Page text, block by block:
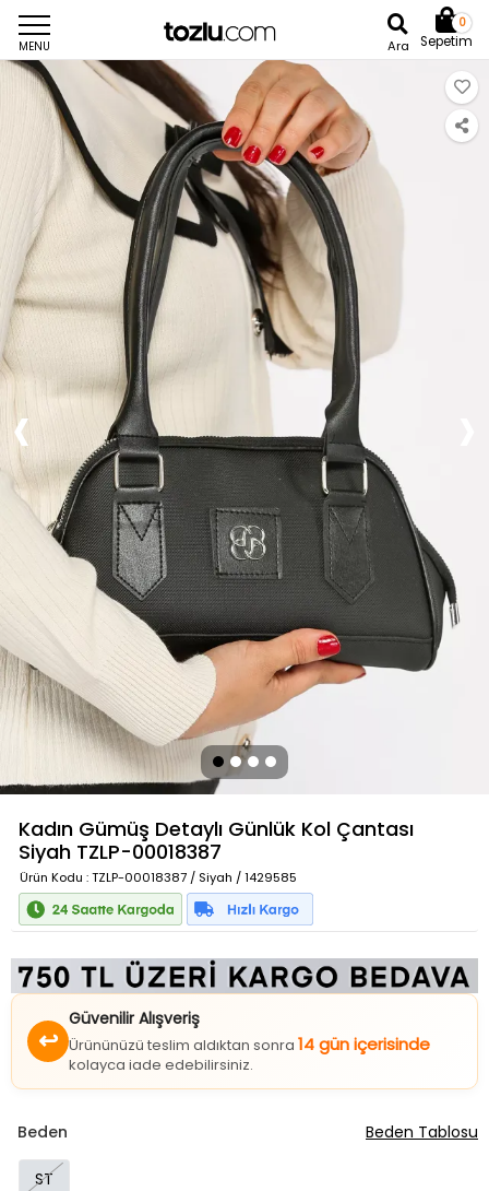
MENU Ara
0
Sepetim
Kadın Gümüş Detaylı Günlük Kol Çantası
Siyah TZLP-00018387
Ürün Kodu : TZLP-00018387 / Siyah / 1429585
↩
Güvenilir Alışveriş
Ürününüzü teslim aldıktan sonra 14 gün içerisinde
kolayca iade edebilirsiniz.
Beden
ST
Beden Tablosu